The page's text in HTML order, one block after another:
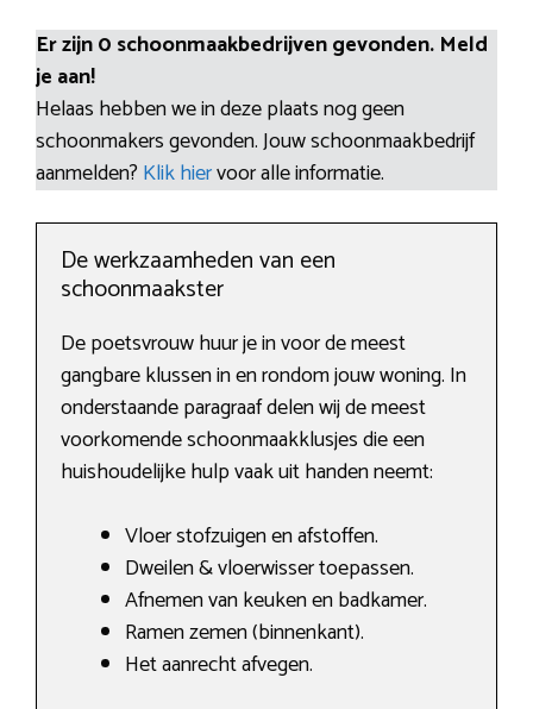
Er zijn 0 schoonmaakbedrijven gevonden. Meld
je aan!
Helaas hebben we in deze plaats nog geen
schoonmakers gevonden. Jouw schoonmaakbedrijf
aanmelden? Klik hiervoor alle informatie.
De werkzaamheden van een
schoonmaakster
De poetsvrouw huur je in voor de meest
gangbare klussen in en rondom jouw woning. In
onderstaande paragraaf delen wij de meest
voorkomende schoonmaakklusjes die een
huishoudelijke hulp vaak uit handen neemt:
Vloer stofzuigen en afstoffen.
Dweilen & vloerwisser toepassen.
Afnemen van keuken en badkamer.
Ramen zemen (binnenkant).
Het aanrecht afvegen.